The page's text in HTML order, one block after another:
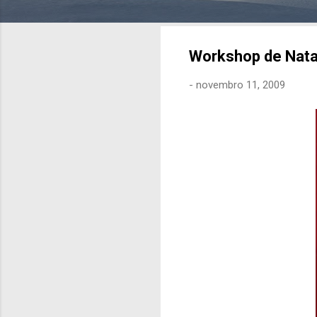
Workshop de
- novembro 11, 2009